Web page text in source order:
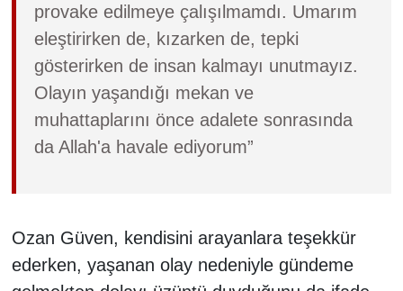
provake edilmeye çalışılmamdı. Umarım
eleştirirken de, kızarken de, tepki
gösterirken de insan kalmayı unutmayız.
Olayın yaşandığı mekan ve
muhattaplarını önce adalete sonrasında
da Allah'a havale ediyorum”
Ozan Güven, kendisini arayanlara teşekkür
ederken, yaşanan olay nedeniyle gündeme